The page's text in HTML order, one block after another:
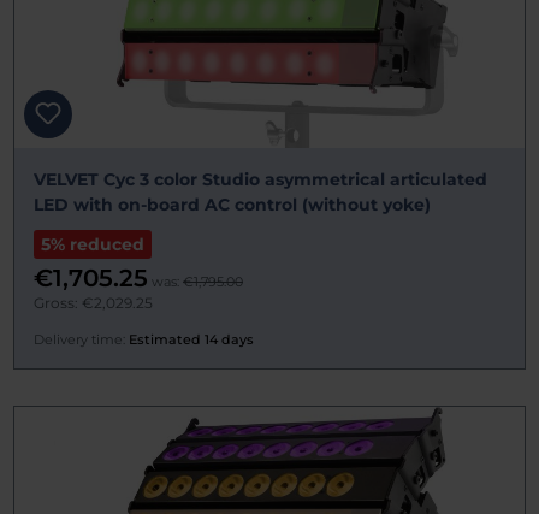
VELVET Cyc 3 color Studio asymmetrical articulated
LED with on-board AC control (without yoke)
5% reduced
€1,705.25 was: €1,795.00
Gross: €2,029.25
Delivery time: Estimated 14 days